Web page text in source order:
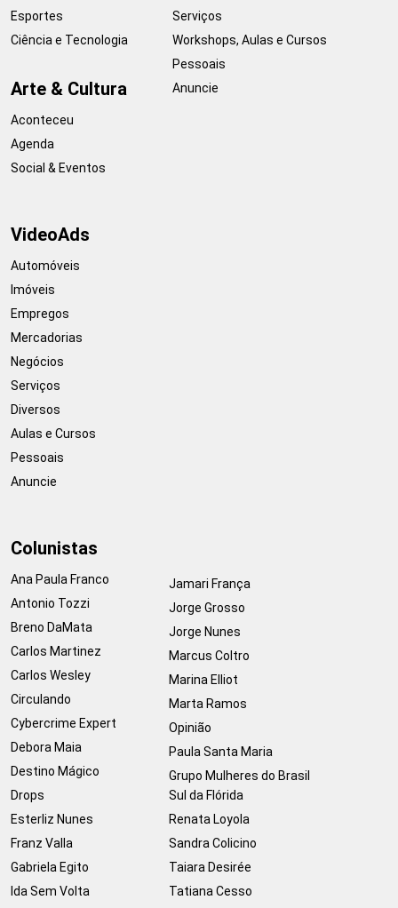
Esportes
Ciência e Tecnologia
Arte & Cultura
Aconteceu
Agenda
Social & Eventos
Serviços
Workshops, Aulas e Cursos
Pessoais
Anuncie
VideoAds
Automóveis
Imóveis
Empregos
Mercadorias
Negócios
Serviços
Diversos
Aulas e Cursos
Pessoais
Anuncie
Colunistas
Ana Paula Franco
Antonio Tozzi
Breno DaMata
Carlos Martinez
Carlos Wesley
Circulando
Cybercrime Expert
Debora Maia
Destino Mágico
Drops
Esterliz Nunes
Franz Valla
Gabriela Egito
Ida Sem Volta
Jamari França
Jorge Grosso
Jorge Nunes
Marcus Coltro
Marina Elliot
Marta Ramos
Opinião
Paula Santa Maria
Grupo Mulheres do Brasil
Sul da Flórida
Renata Loyola
Sandra Colicino
Taiara Desirée
Tatiana Cesso